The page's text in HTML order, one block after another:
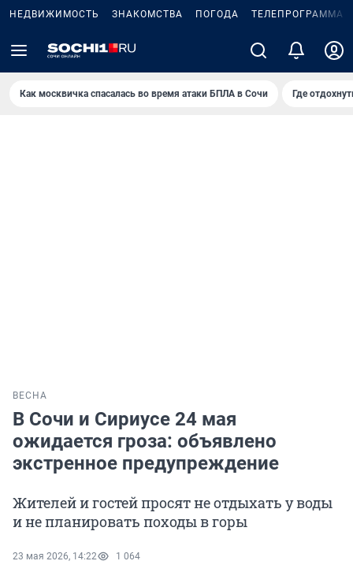
НЕДВИЖИМОСТЬ ЗНАКОМСТВА ПОГОДА ТЕЛЕПРОГРАММА
Как москвичка спасалась во время атаки БПЛА в Сочи Где
ВЕСНА
В Сочи и Сириусе 24 мая
ожидается гроза: объявлено
экстренное предупреждение
Жителей и гостей просят не отдыхать у воды
и не планировать походы в горы
23 мая 2026, 14:22 1 064